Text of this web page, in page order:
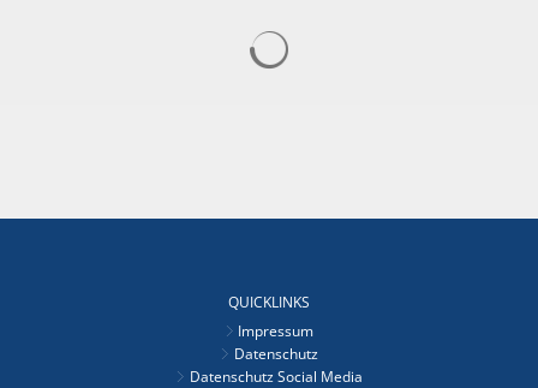
QUICKLINKS
Impressum
Datenschutz
Datenschutz Social Media